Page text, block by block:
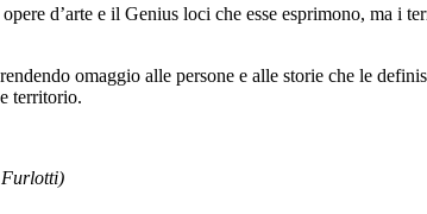
d’arte e il Genius loci che esse esprimono, ma i
omaggio alle persone e alle storie che le
territorio.
Furlotti)